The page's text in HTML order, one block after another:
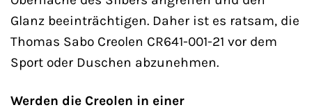
Glanz beeinträchtigen. Daher ist es ratsam, die
Thomas Sabo Creolen CR641-001-21 vor dem
Sport oder Duschen abzunehmen.
Werden die Creolen in einer